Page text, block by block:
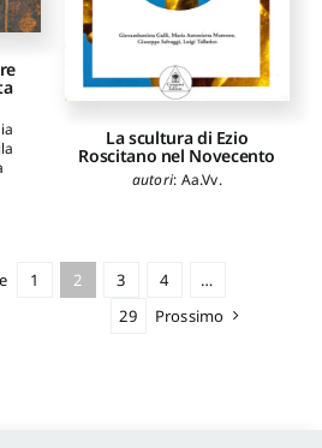
La scultura di Ezio
Roscitano nel Novecento
autori: Aa.Vv.
1 2 3 4
…
29
Prossimo